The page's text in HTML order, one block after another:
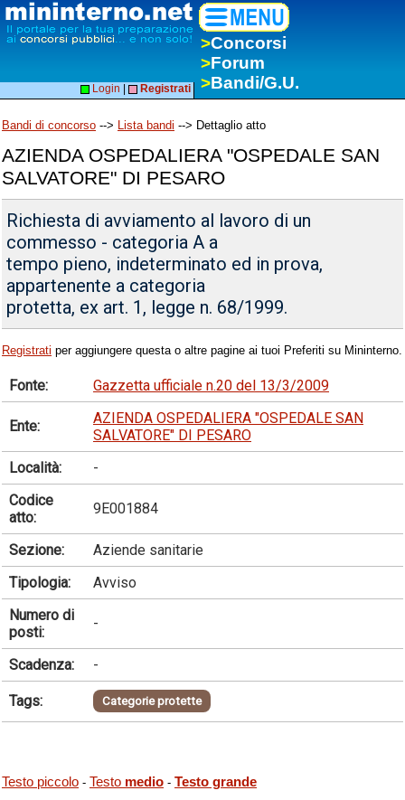
>Concorsi
>Forum
>Bandi/G.U.
Login Registrati
Bandi di concorso --> Lista bandi --> Dettaglio atto
AZIENDA OSPEDALIERA "OSPEDALE SAN
SALVATORE" DI PESARO
Richiesta di avviamento al lavoro di un
commesso - categoria A a
tempo pieno, indeterminato ed in prova,
appartenente a categoria
protetta, ex art. 1, legge n. 68/1999.
Registrati per aggiungere questa o altre pagine ai tuoi Preferiti su Mininterno.
Fonte: Gazzetta ufficiale n.20 del 13/3/2009
Ente:
AZIENDA OSPEDALIERA "OSPEDALE SAN
SALVATORE" DI PESARO
Località:
-
Codice
atto:
9E001884
Sezione:
Aziende sanitarie
Tipologia:
Avviso
Numero di
posti:
-
Scadenza: -
Tags: Categorie protette
Testo piccolo - Testo medio - Testo grande